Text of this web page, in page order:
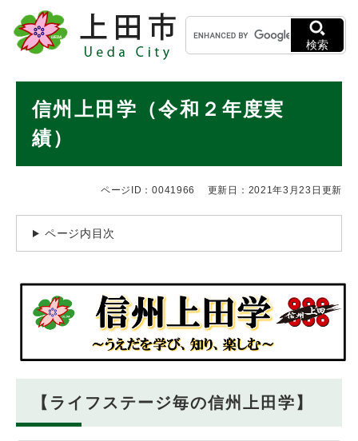
メニューを飛ばして本文へ
キ
ー
ワ
検
検索
信州上田学（令和２年度実
績）
ページID：0041966 更新日：2021年3月23日更新
ページ内目次
【ライフステージ毎の信州上田学】